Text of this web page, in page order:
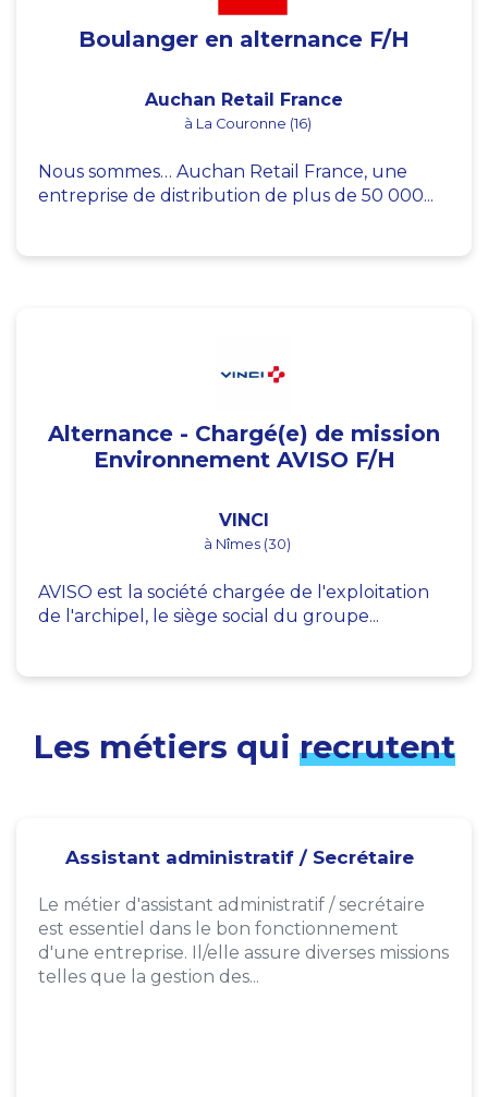
Boulanger en alternance F/H
Auchan Retail France
à La Couronne (16)
Nous sommes… Auchan Retail France, une
entreprise de distribution de plus de 50 000...
Alternance - Chargé(e) de mission
Environnement AVISO F/H
VINCI
à Nîmes (30)
AVISO est la société chargée de l'exploitation
de l'archipel, le siège social du groupe...
Les métiers qui recrutent
Assistant administratif / Secrétaire
Le métier d'assistant administratif / secrétaire
est essentiel dans le bon fonctionnement
d'une entreprise. Il/elle assure diverses missions
telles que la gestion des...